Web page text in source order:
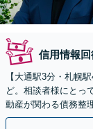
信用情報回
【大通駅3分・札幌
ど。相談者様にとっ
動産が関わる債務整
て相談者様にとって